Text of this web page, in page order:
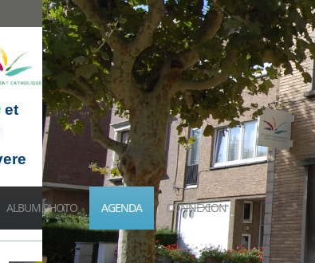
et
ALBUM PHOTO AGENDA CONNEXION